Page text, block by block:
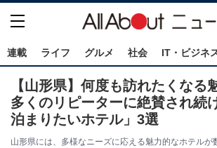
連載 ライフ グルメ 社会 IT・ビジネ
【山形県】何度も訪れたくなる
多くのリピーターに絶賛され続
泊まりたいホテル」3選
山形県には、多様なニーズに応える魅力的なホテルが